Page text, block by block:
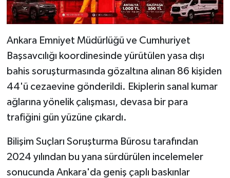
Ankara Emniyet Müdürlüğü ve Cumhuriyet
Başsavcılığı koordinesinde yürütülen yasa dışı
bahis soruşturmasında gözaltına alınan 86 kişiden
44'ü cezaevine gönderildi. Ekiplerin sanal kumar
ağlarına yönelik çalışması, devasa bir para
trafiğini gün yüzüne çıkardı.
Bilişim Suçları Soruşturma Bürosu tarafından
2024 yılından bu yana sürdürülen incelemeler
sonucunda Ankara'da geniş çaplı baskınlar